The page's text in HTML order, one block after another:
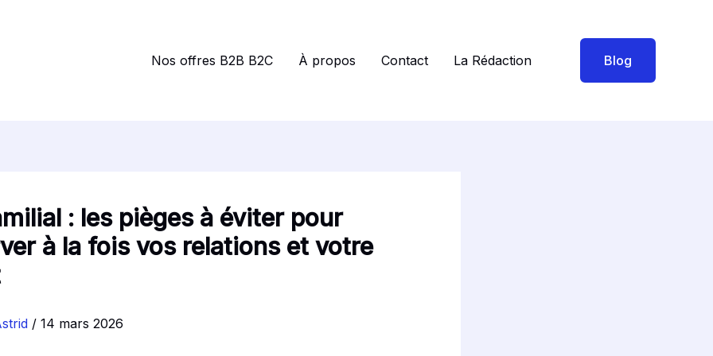
Nos offres B2B B2C À propos Contact La Rédaction Blog
: les pièges à éviter pour
à la fois vos relations et votre
/ 14 mars 2026